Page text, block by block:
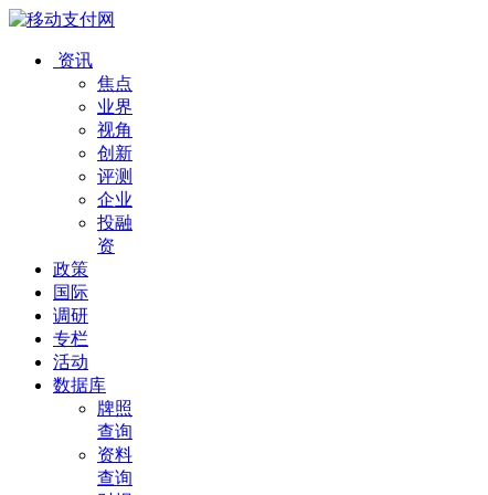
资讯
焦点
业界
视角
创新
评测
企业
投融
资
政策
国际
调研
专栏
活动
数据库
牌照
查询
资料
查询